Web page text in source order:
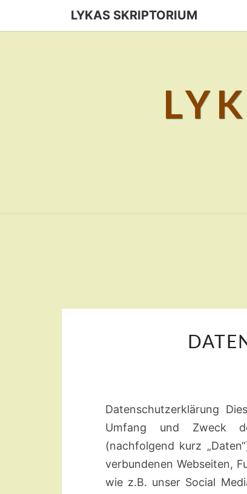
LYKAS SKRIPTORIUM
Datenschutzerklärung
Umfang und Zweck
(nachfolgend kurz
verbundenen Webseiten,
wie z.B. unser Social